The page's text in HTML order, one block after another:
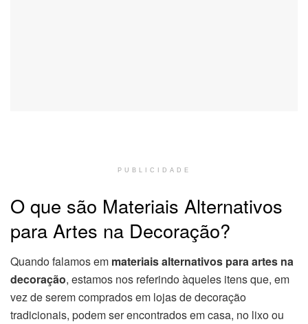
PUBLICIDADE
O que são Materiais Alternativos
para Artes na Decoração?
Quando falamos em materiais alternativos para artes na
decoração, estamos nos referindo àqueles itens que, em
vez de serem comprados em lojas de decoração
tradicionais, podem ser encontrados em casa, no lixo ou